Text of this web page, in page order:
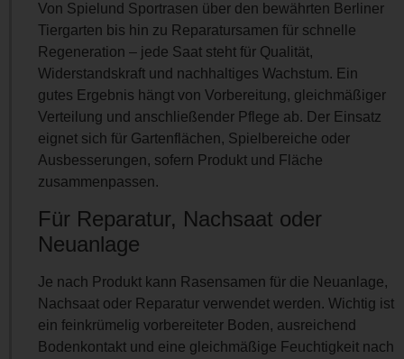
Von Spielund Sportrasen über den bewährten Berliner
Tiergarten bis hin zu Reparatursamen für schnelle
Regeneration – jede Saat steht für Qualität,
Widerstandskraft und nachhaltiges Wachstum. Ein
gutes Ergebnis hängt von Vorbereitung, gleichmäßiger
Verteilung und anschließender Pflege ab. Der Einsatz
eignet sich für Gartenflächen, Spielbereiche oder
Ausbesserungen, sofern Produkt und Fläche
zusammenpassen.
Für Reparatur, Nachsaat oder
Neuanlage
Je nach Produkt kann Rasensamen für die Neuanlage,
Nachsaat oder Reparatur verwendet werden. Wichtig ist
ein feinkrümelig vorbereiteter Boden, ausreichend
Bodenkontakt und eine gleichmäßige Feuchtigkeit nach